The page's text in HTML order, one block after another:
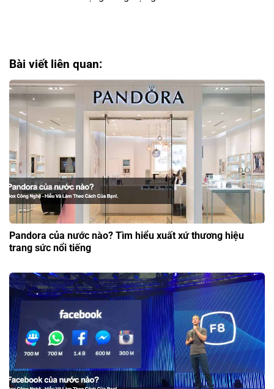
Bài viết liên quan:
Pandora của nước nào? Tìm hiểu xuất xứ thương hiệu
trang sức nổi tiếng